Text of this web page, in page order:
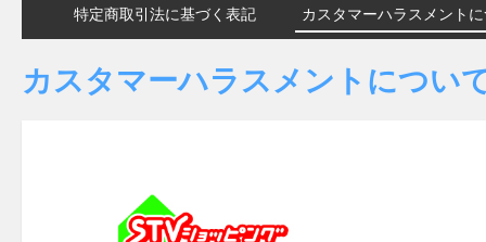
特定商取引法に基づく表記
カスタマーハラスメント
カスタマーハラスメントについ